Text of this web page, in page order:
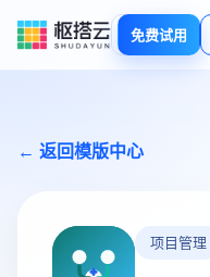
免费试用
← 返回模版中心
项目管理